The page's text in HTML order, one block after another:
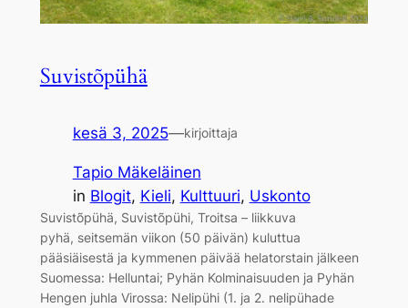
Suvistõpühä
kesä 3, 2025—kirjoittaja
Tapio Mäkeläinen
in Blogit, Kieli, Kulttuuri, Uskonto
Suvistõpühä, Suvistõpühi, Troitsa – liikkuva
pyhä, seitsemän viikon (50 päivän) kuluttua
pääsiäisestä ja kymmenen päivää helatorstain jälkeen
Suomessa: Helluntai; Pyhän Kolminaisuuden ja Pyhän
Hengen juhla Virossa: Nelipühi (1. ja 2. nelipühade